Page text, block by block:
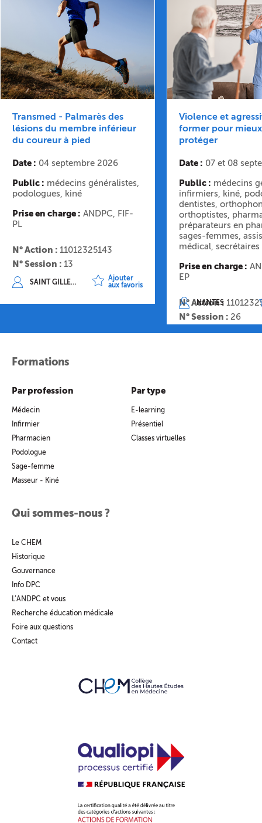
Transmed - Palmarès des
lésions du membre inférieur
du coureur à pied
Date : 04 septembre 2026
Public : médecins généralistes,
podologues, kiné
Prise en charge : ANDPC, FIF-
PL
N° Action : 11012325143
N° Session : 13
SAINT GILLES LES BAINS
Ajouter
aux favoris
Violence et
former pour
protéger
Date : 07 et 08
Public : médecins
infirmiers, kiné,
dentistes,
orthoptistes,
préparateurs en
sages-femmes,
médical,
Prise en charge :
EP
N° Action :
N° Session : 26
NANTES
Formations
Par profession
Médecin
Infirmier
Pharmacien
Podologue
Sage-femme
Masseur - Kiné
Par type
E-learning
Présentiel
Classes virtuelles
Qui sommes-nous ?
Le CHEM
Historique
Gouvernance
Info DPC
L’ANDPC et vous
Recherche éducation médicale
Foire aux questions
Contact